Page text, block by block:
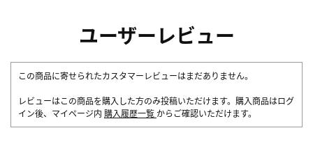
ユーザーレビュー
この商品に寄せられたカスタマーレビューはまだありません。
レビューはこの商品を購入した方のみ投稿いただけます。購入商品はログ
イン後、マイページ内 購入履歴一覧 からご確認いただけます。